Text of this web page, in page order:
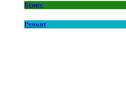
Бізнес
Ремонт